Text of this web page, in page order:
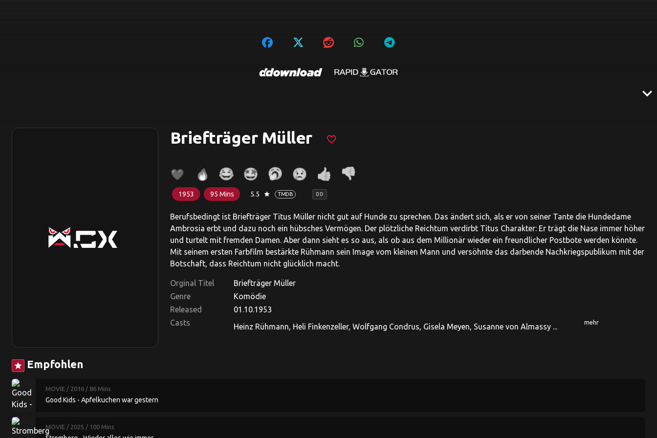
expand_more
Briefträger Müller favorite_border
1953 95 Mins 5.5 star TMDB DD
Berufsbedingt ist Briefträger Titus Müller nicht gut auf Hunde zu sprechen. Das ändert sich, als er von seiner Tante die Hundedame
Ambrosia erbt und dazu noch ein hübsches Vermögen. Der plötzliche Reichtum verdirbt Titus Charakter: Er trägt die Nase immer höher
und turtelt mit fremden Damen. Aber dann sieht es so aus, als ob aus dem Millionär wieder ein freundlicher Postbote werden könnte.
Mit seinem ersten Farbfilm bestärkte Rühmann sein Image vom kleinen Mann und versöhnte das darbende Nachkriegspublikum mit der
Botschaft, dass Reichtum nicht glücklich macht.
Orginal Titel
Briefträger Müller
Genre
Komödie
Released
01.10.1953
Casts
Heinz Rühmann, Heli Finkenzeller, Wolfgang Condrus, Gisela Meyen, Susanne von Almassy ...
mehr
star Empfohlen
MOVIE / 2016 / 86 Mins
Good Kids - Apfelkuchen war gestern
MOVIE / 2025 / 100 Mins